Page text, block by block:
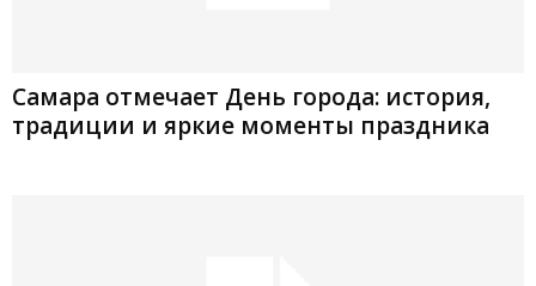
Самара отмечает День города: история,
традиции и яркие моменты праздника